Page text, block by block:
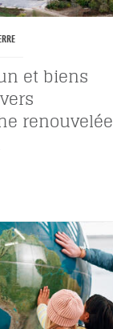
et biens
renouvelée